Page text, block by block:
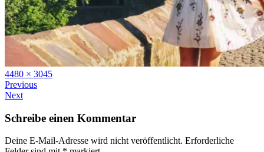
Full
size
4480 × 3045
Previous
Next
Schreibe einen Kommentar
Deine E-Mail-Adresse wird nicht veröffentlicht. Erforderliche